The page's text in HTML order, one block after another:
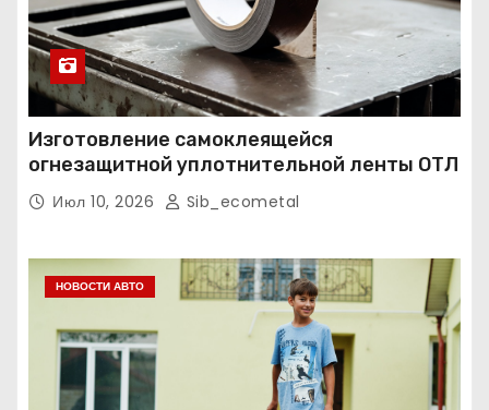
Изготовление самоклеящейся
огнезащитной уплотнительной ленты ОТЛ
Июл 10, 2026 Sib_ecometal
НОВОСТИ АВТО